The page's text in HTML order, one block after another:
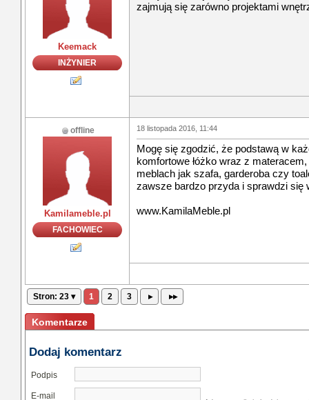
Keemack
INŻYNIER
zajmują się zarówno projektami
offline
Kamilameble.pl
FACHOWIEC
18 listopada 2016, 11:44
Mogę się zgodzić, że podstawą w
komfortowe łóżko wraz z
meblach jak szafa, garderoba czy
zawsze bardzo przyda i sprawdzi się
www.KamilaMeble.pl
Stron: 23 ▾ 1 2 3 ▸ ▸▸
Komentarze
Dodaj komentarz
Podpis
E-mail